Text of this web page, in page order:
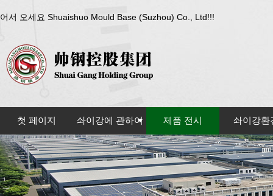
어서 오세요 Shuaishuo Mould Base (Suzhou) Co., Ltd!!!
첫 페이지 솨이강에 관하여 제품 전시 솨이강환